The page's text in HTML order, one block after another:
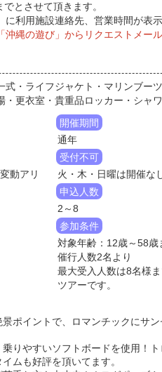
とさせて頂きます。
に利用施設連絡先、営業時間が表
沖縄の遊び」からリクエストメー
式・ライフジャケト・マリンブー
・更衣室・貴重品ロッカー・シャ
動アリ
開催期間
通年
受付不可
火・木・日曜は開催な
申込人数
2～8
参加条件
対象年齢：12歳～58歳
催行人数2名より
最大受入人数は8名様
ツアーです。
ポイントで、ロマンチックにサ
りやすいソフトボードを使用！
ムも好評を頂いてます。